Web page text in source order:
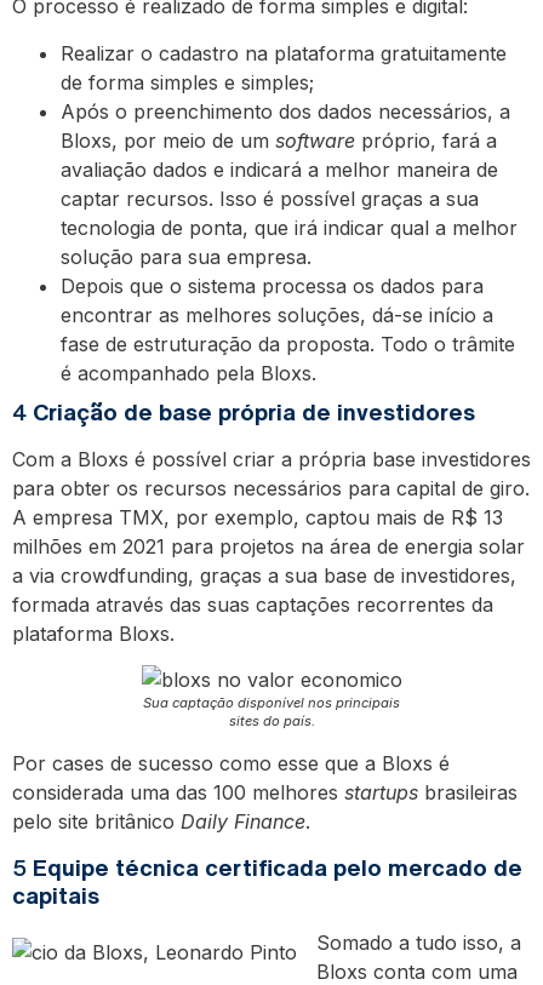
O processo é realizado de forma simples e digital:
Realizar o cadastro na plataforma gratuitamente
de forma simples e simples;
Após o preenchimento dos dados necessários, a
Bloxs, por meio de um software próprio, fará a
avaliação dados e indicará a melhor maneira de
captar recursos. Isso é possível graças a sua
tecnologia de ponta, que irá indicar qual a melhor
solução para sua empresa.
Depois que o sistema processa os dados para
encontrar as melhores soluções, dá-se início a
fase de estruturação da proposta. Todo o trâmite
é acompanhado pela Bloxs.
4 Criação de base própria de investidores
Com a Bloxs é possível criar a própria base investidores
para obter os recursos necessários para capital de giro.
A empresa TMX, por exemplo, captou mais de R$ 13
milhões em 2021 para projetos na área de energia solar
a via crowdfunding, graças a sua base de investidores,
formada através das suas captações recorrentes da
plataforma Bloxs.
Sua captação disponível nos principais
sites do país.
Por cases de sucesso como esse que a Bloxs é
considerada uma das 100 melhores startups brasileiras
pelo site britânico Daily Finance.
5 Equipe técnica certificada pelo mercado de
capitais
Somado a tudo isso, a
Bloxs conta com uma